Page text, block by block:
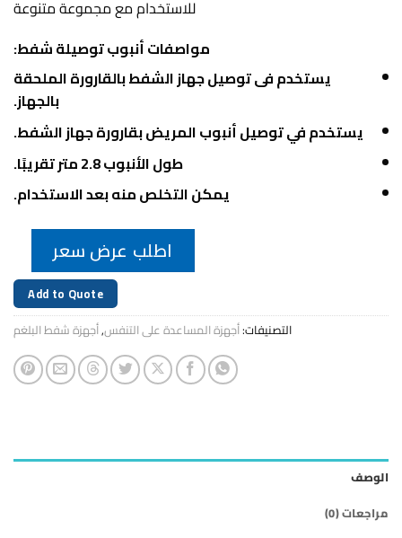
للاستخدام مع مجموعة متنوعة
مواصفات أنبوب توصيلة شفط:
يستخدم فى توصيل جهاز الشفط بالقارورة الملحقة
بالجهاز.
يستخدم في توصيل أنبوب المريض بقارورة جهاز الشفط.
طول الأنبوب 2.8 متر تقريبًا.
يمكن التخلص منه بعد الاستخدام.
اطلب عرض سعر
Add to Quote
التصنيفات:أجهزة المساعدة على التنفس,أجهزة شفط البلغم
الوصف
مراجعات (0)